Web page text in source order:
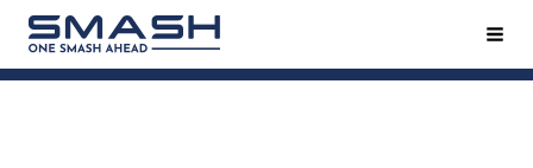
Siirry
sivun
sisältöön
Smash ry - Suomen suurin mailapeliseura